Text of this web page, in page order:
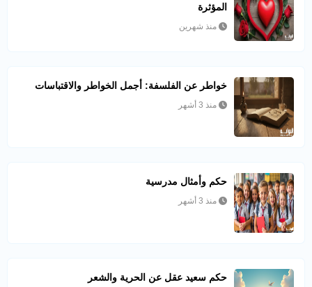
المؤثرة
منذ شهرين
خواطر عن الفلسفة: أجمل الخواطر والاقتباسات
منذ 3 أشهر
حكم وأمثال مدرسية
منذ 3 أشهر
حكم سعيد عقل عن الحرية والشعر